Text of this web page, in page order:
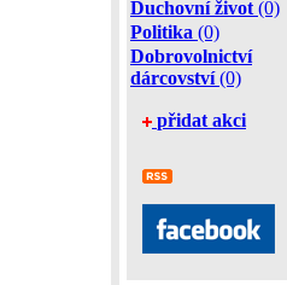
Duchovní život (0)
Politika (0)
Dobrovolnictví
dárcovství(0)
přidat akci